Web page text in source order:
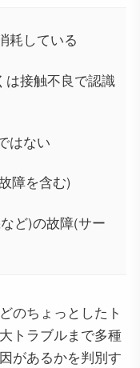
耗している
は接触不良で認識
はない
障を含む)
ど)の故障(サー
のちょっとしたト
トラブルまで多種
があるかを判別す